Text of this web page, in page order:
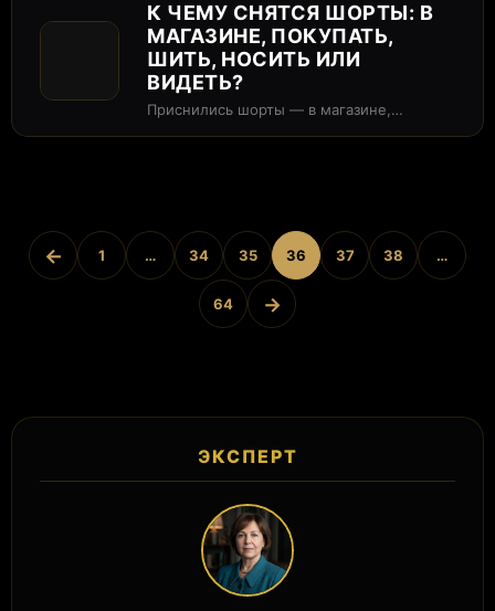
К ЧЕМУ СНЯТСЯ ШОРТЫ: В
МАГАЗИНЕ, ПОКУПАТЬ,
ШИТЬ, НОСИТЬ ИЛИ
ВИДЕТЬ?
Приснились шорты — в магазине,
← 1 … 34 35 36 37 38 …
64 →
ЭКСПЕРТ